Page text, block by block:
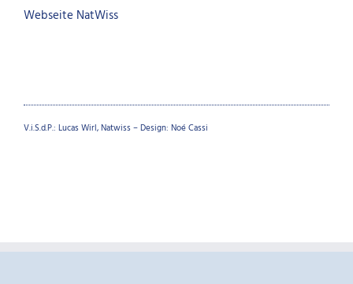
Webseite NatWiss
V.i.S.d.P.: Lucas Wirl, Natwiss – Design: Noé Cassi